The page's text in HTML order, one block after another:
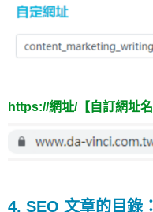
https://網址/【自訂網址名
4. SEO 文章的目錄